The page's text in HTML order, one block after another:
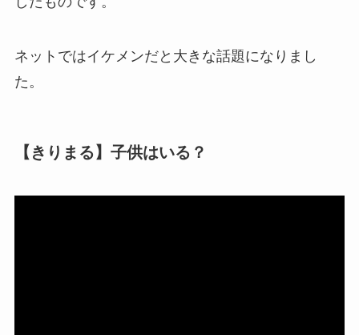
ネットではイケメンだと大きな話題になりまし
た。
【きりまる】子供はいる？